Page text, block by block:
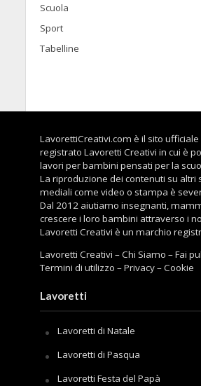
Scuola
Sport
Tabelline
LavorettiCreativi.com è il sito
registrato Lavoretti Creativi in cui è
lavori per bambini pensati per la
La riproduzione dei contenuti su altri
mediali come video o stampa è
Dal 2012 aiutiamo insegnanti,
crescere i loro bambini attraverso i
Lavoretti Creativi è un marchio
Lavoretti Creativi –Chi Siamo –Fai
Termini di utilizzo –Privacy–Cookie
Lavoretti
Lavoretti di Natale
Lavoretti di Pasqua
Lavoretti Festa del Papà